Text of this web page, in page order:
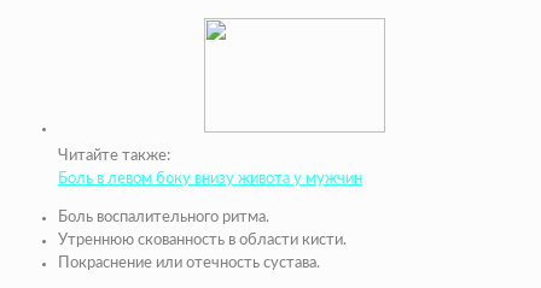
Читайте также:
Боль в левом боку внизу живота у мужчин
Боль воспалительного ритма.
Утреннюю скованность в области кисти.
Покраснение или отечность сустава.